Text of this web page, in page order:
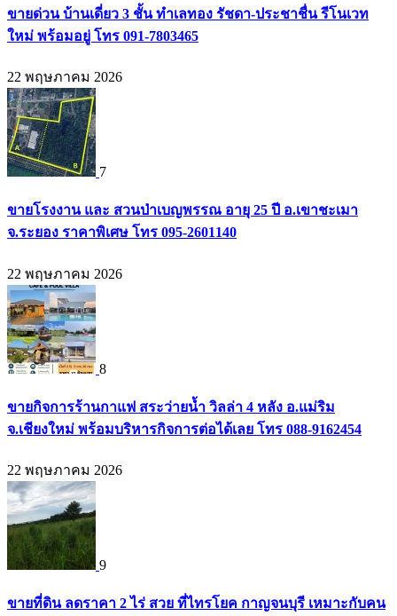
ขายด่วน บ้านเดี่ยว 3 ชั้น ทำเลทอง รัชดา-ประชาชื่น รีโนเวท
ใหม่ พร้อมอยู่ โทร 091-7803465
22 พฤษภาคม 2026
7
ขายโรงงาน และ สวนป่าเบญพรรณ อายุ 25 ปี อ.เขาชะเมา
จ.ระยอง ราคาพิเศษ โทร 095-2601140
22 พฤษภาคม 2026
8
ขายกิจการร้านกาแฟ สระว่ายน้ำ วิลล่า 4 หลัง อ.แม่ริม
จ.เชียงใหม่ พร้อมบริหารกิจการต่อได้เลย โทร 088-9162454
22 พฤษภาคม 2026
9
ขายที่ดิน ลดราคา 2 ไร่ สวย ที่ไทรโยค กาญจนบุรี เหมาะกับคน